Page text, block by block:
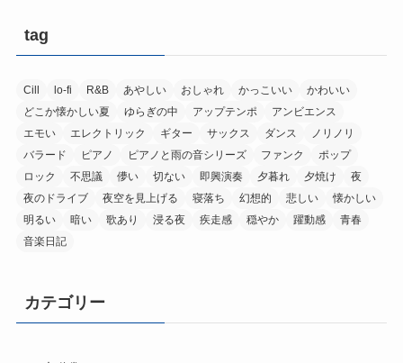
tag
Cill lo-fi R&B あやしい おしゃれ かっこいい
かわいい
どこか懐かしい夏
ゆらぎの中 アップテンポ
アンビエンス
エモい
エレクトリック ギター サックス ダンス
ノリノリ
バラード
ピアノ ピアノと雨の音シリーズ ファンク
ポップ
ロック
不思議 儚い 切ない 即興演奏 夕暮れ 夕焼け
夜
夜のドライブ
夜空を見上げる 寝落ち 幻想的 悲しい
懐かしい
明るい
暗い 歌あり 浸る夜 疾走感 穏やか 躍動感
青春
音楽日記
カテゴリー